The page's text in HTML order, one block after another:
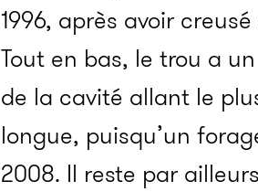
1996, après avoir
Tout en bas, le trou a
de la cavité allant le
longue, puisqu’un
2008. Il reste par